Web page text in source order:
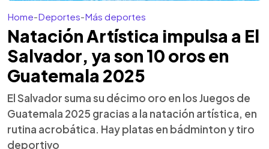
Home-Deportes-Más deportes
Natación Artística impulsa a El
Salvador, ya son 10 oros en
Guatemala 2025
El Salvador suma su décimo oro en los Juegos de
Guatemala 2025 gracias a la natación artística, en
rutina acrobática. Hay platas en bádminton y tiro
deportivo